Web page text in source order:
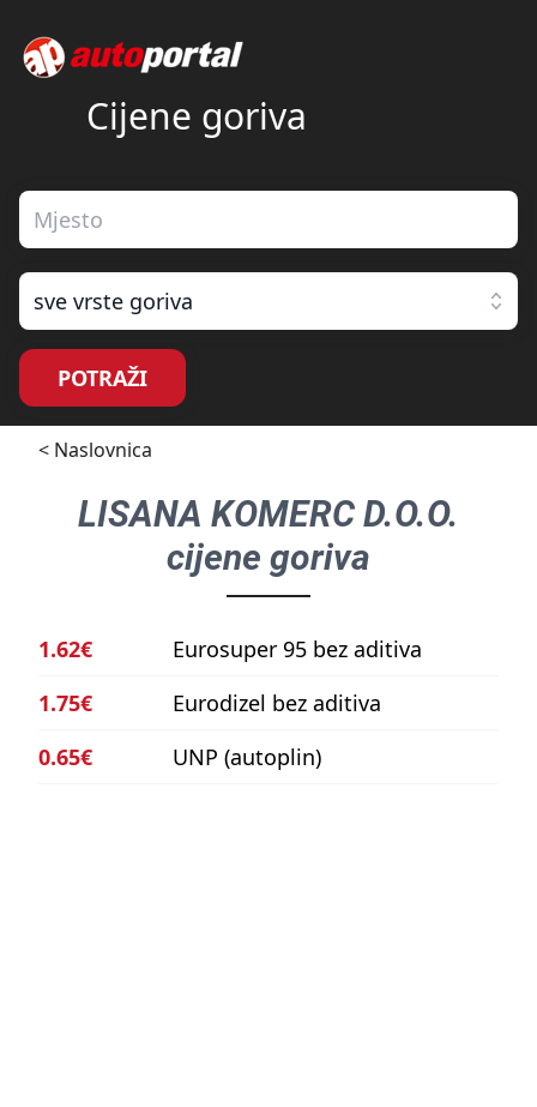
Cijene goriva
sve vrste goriva
POTRAŽI
< Naslovnica
LISANA KOMERC D.O.O.
cijene goriva
1.62€
Eurosuper 95 bez aditiva
1.75€
Eurodizel bez aditiva
0.65€
UNP (autoplin)